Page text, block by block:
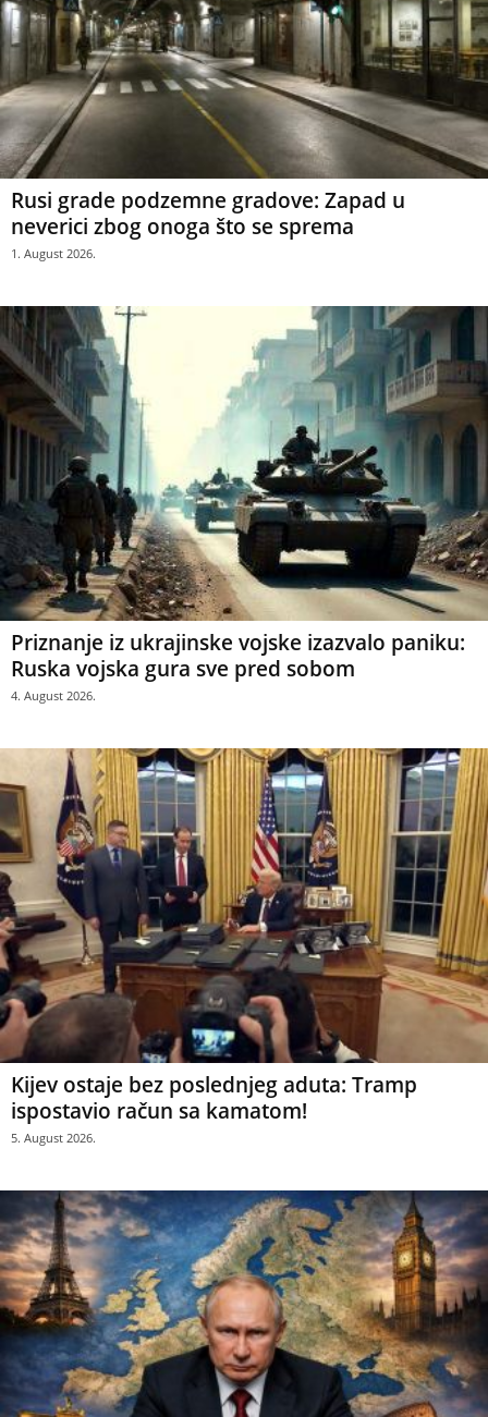
Rusi grade podzemne gradove: Zapad u
neverici zbog onoga što se sprema
1. August 2026.
Priznanje iz ukrajinske vojske izazvalo paniku:
Ruska vojska gura sve pred sobom
4. August 2026.
Kijev ostaje bez poslednjeg aduta: Tramp
ispostavio račun sa kamatom!
5. August 2026.